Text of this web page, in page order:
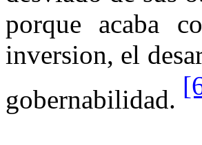
porque acaba
inversion, el
gobernabilidad.